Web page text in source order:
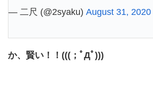
— 二尺 (@2syaku) August 31, 2020
か、賢い！！(((；ﾟДﾟ)))